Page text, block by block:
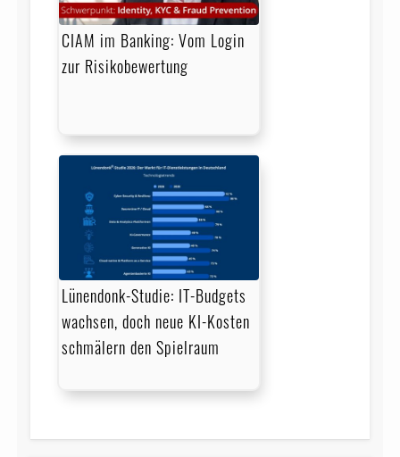
CIAM im Banking: Vom Login
zur Risikobewertung
Lünendonk-Studie: IT-Budgets
wachsen, doch neue KI-Kosten
schmälern den Spielraum